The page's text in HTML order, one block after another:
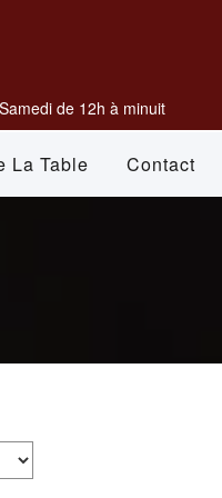
de 12h à minuit
La Table Contact